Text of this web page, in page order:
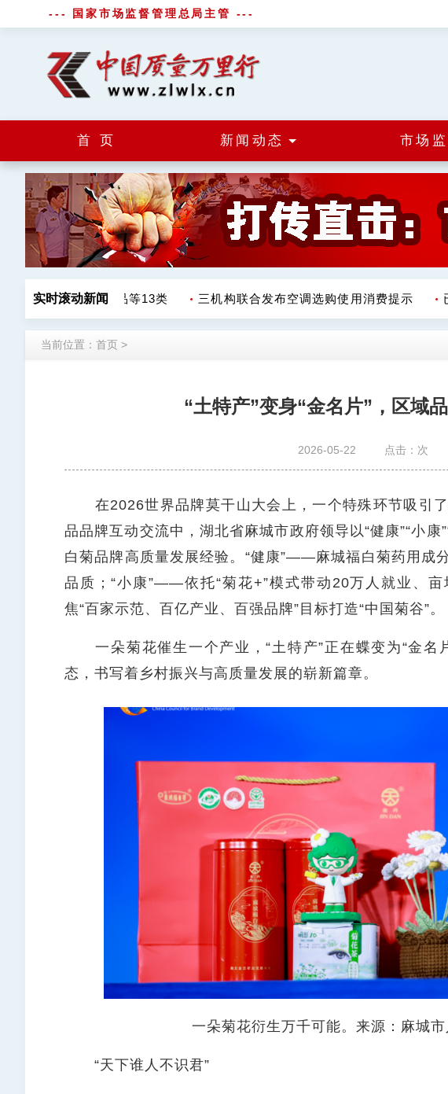
--- 国家市场监督管理总局主管 ---
首 页 新闻动态 市场
实时滚动新闻
调味品饮料肉制品等13类 三机构联合发布空调选购使用消费提示 已
当前位置： 首页 >
“土特产”变身“金名片”，区域
2026-05-22 点击： 次
在2026世界品牌莫干山大会上，一个特殊环节吸引了
品品牌互动交流中，湖北省麻城市政府领导以“健康”“小康
白菊品牌高质量发展经验。“健康”——麻城福白菊药用成
品质；“小康”——依托“菊花+”模式带动20万人就业、
焦“百家示范、百亿产业、百强品牌”目标打造“中国菊谷”。
一朵菊花催生一个产业，“土特产”正在蝶变为“金名
态，书写着乡村振兴与高质量发展的崭新篇章。
一朵菊花衍生万千可能。来源：麻城市
“天下谁人不识君”